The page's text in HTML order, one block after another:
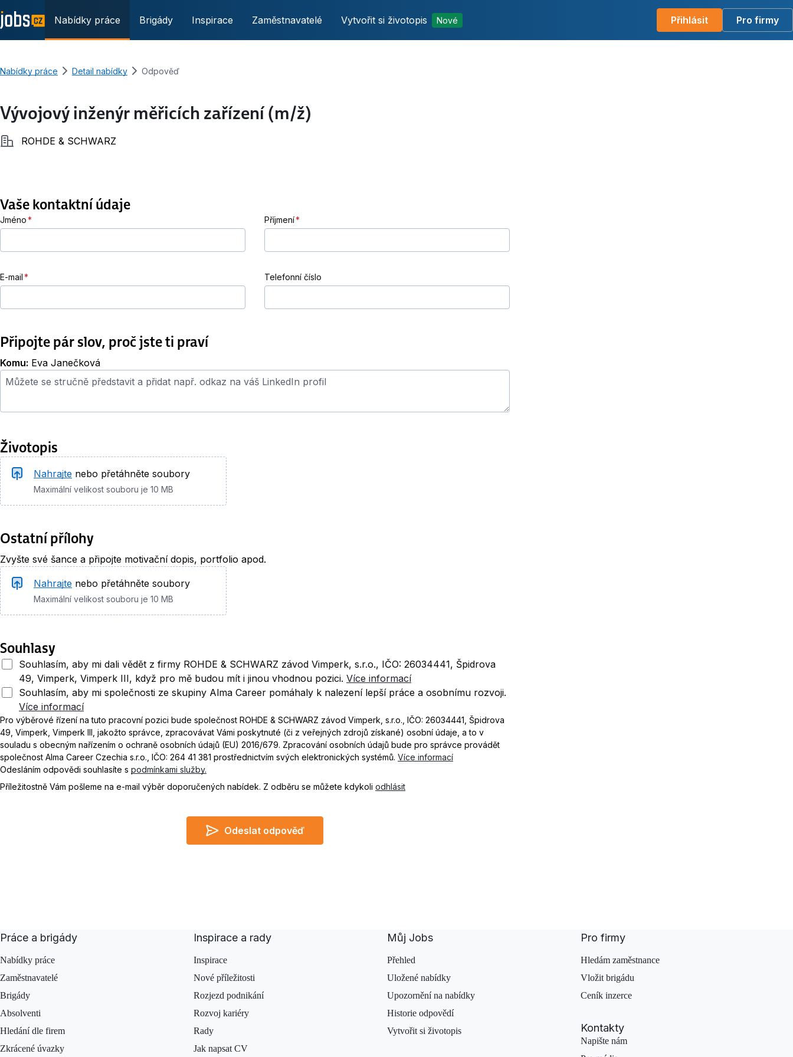
Nabídky práce Brigády Inspirace Zaměstnavatelé Vytvořit si životopis Nové Přihlásit Pro firmy
Nabídky práce Detail nabídky Odpověď
Vývojový inženýr měřicích zařízení (m/ž)
SpolečnostROHDE & SCHWARZ
Vaše kontaktní údaje
Jméno Příjmení
E-mail Telefonní číslo
Připojte pár slov, proč jste ti praví
Komu: Eva Janečková
Průvodní dopis
Životopis
Životopis
Nahrajte nebo přetáhněte soubory
Maximální velikost souboru je 10 MB
Ostatní přílohy
Zvyšte své šance a připojte motivační dopis, portfolio apod.
Nahrajte nebo přetáhněte soubory
Maximální velikost souboru je 10 MB
Souhlasy
Souhlasím, aby mi dali vědět z firmy ROHDE & SCHWARZ závod Vimperk, s.r.o., IČO: 26034441, Špidrova
49, Vimperk, Vimperk III, když pro mě budou mít i jinou vhodnou pozici. Více informací
Souhlasím, aby mi společnosti ze skupiny Alma Career pomáhaly k nalezení lepší práce a osobnímu rozvoji.
Více informací
Pro výběrové řízení na tuto pracovní pozici bude společnost ROHDE & SCHWARZ závod Vimperk, s.r.o., IČO: 26034441, Špidrova
49, Vimperk, Vimperk III, jakožto správce, zpracovávat Vámi poskytnuté (či z veřejných zdrojů získané) osobní údaje, a to v
souladu s obecným nařízením o ochraně osobních údajů (EU) 2016/679. Zpracování osobních údajů bude pro správce provádět
společnost Alma Career Czechia s.r.o., IČO: 264 41 381 prostřednictvím svých elektronických systémů. Více informací
Odesláním odpovědi souhlasíte s podmínkami služby.
Příležitostně Vám pošleme na e-mail výběr doporučených nabídek. Z odběru se můžete kdykoli odhlásit
Odeslat odpověď
Práce a brigády
Nabídky práce
Zaměstnavatelé
Brigády
Absolventi
Hledání dle firem
Zkrácené úvazky
Inspirace a rady
Inspirace
Nové příležitosti
Rozjezd podnikání
Rozvoj kariéry
Rady
Jak napsat CV
Můj Jobs
Přehled
Uložené nabídky
Upozornění na nabídky
Historie odpovědí
Vytvořit si životopis
Pro firmy
Hledám zaměstnance
Vložit brigádu
Ceník inzerce
Kontakty
Napište nám